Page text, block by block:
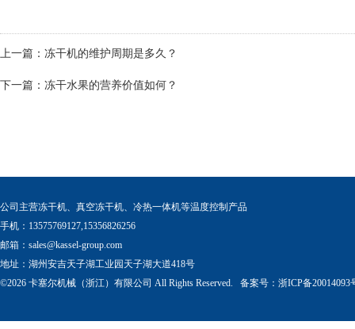
上一篇： 冻干机的维护周期是多久？
下一篇： 冻干水果的营养价值如何？
公司主营冻干机、真空冻干机、冷热一体机等温度控制产品
手机：13575769127,15356826256
邮箱： sales@kassel-group.com
地址：湖州安吉天子湖工业园天子湖大道418号
©2026 卡塞尔机械（浙江）有限公司 All Rights Reserved. 备案号： 浙ICP备20014093